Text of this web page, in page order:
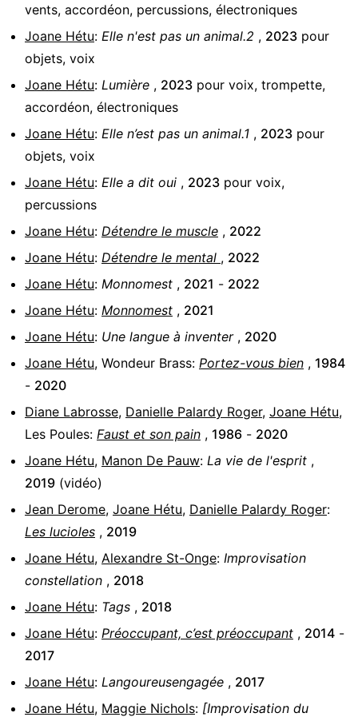
vents, accordéon, percussions, électroniques
Joane Hétu: Elle n'est pas un animal.2 , 2023 pour
objets, voix
Joane Hétu: Lumière , 2023 pour voix, trompette,
accordéon, électroniques
Joane Hétu: Elle n’est pas un animal.1 , 2023 pour
objets, voix
Joane Hétu: Elle a dit oui , 2023 pour voix,
percussions
Joane Hétu: Détendre le muscle , 2022
Joane Hétu: Détendre le mental , 2022
Joane Hétu: Monnomest , 2021 - 2022
Joane Hétu: Monnomest , 2021
Joane Hétu: Une langue à inventer, 2020
Joane Hétu, Wondeur Brass: Portez-vous bien , 1984
- 2020
Diane Labrosse, Danielle Palardy Roger, Joane Hétu,
Les Poules: Faust et son pain , 1986 - 2020
Joane Hétu, Manon De Pauw: La vie de l'esprit ,
2019 (vidéo)
Jean Derome, Joane Hétu, Danielle Palardy Roger:
Les lucioles , 2019
Joane Hétu, Alexandre St-Onge: Improvisation
constellation , 2018
Joane Hétu: Tags , 2018
Joane Hétu: Préoccupant, c’est préoccupant , 2014 -
2017
Joane Hétu: Langoureusengagée , 2017
Joane Hétu, Maggie Nichols: [Improvisation du